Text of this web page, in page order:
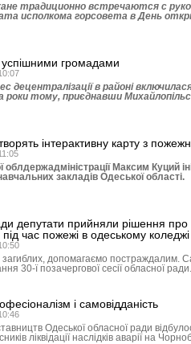
традиционно встречаются с
исполкома горсовета в День
громадами
децентралізації в районі
роки тому, приєднавши
інтерактивну карту з
облдержадміністрації Максим Куций
закладів Одеської області.
депутати прийняли рішення про
час пожежі в одеському коледжі
допомагаємо постраждалим.
30-ї позачергової сесії обласної ради.
і самовідданість
Одеської обласної ради
ліквідації наслідків аварії на